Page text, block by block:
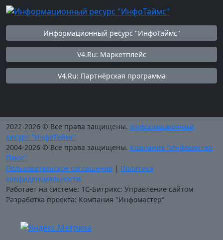
Информационный ресурс "ИнфоТаймс"
V4.Ru: Маркетплейс
V4.Ru: Партнёрская программа
2022-2026 © Все права защищены. Информационный
ресурс "ИнфоТаймс"
2004-2026 © Все права защищены. Компания "Инфомастер
Плюс"
Пользовательское соглашение | Политика
конфиденциальности
Работает на системе: 1С-Битрикс: Управление сайтом
Разработка проекта: Компания "Инфомастер"